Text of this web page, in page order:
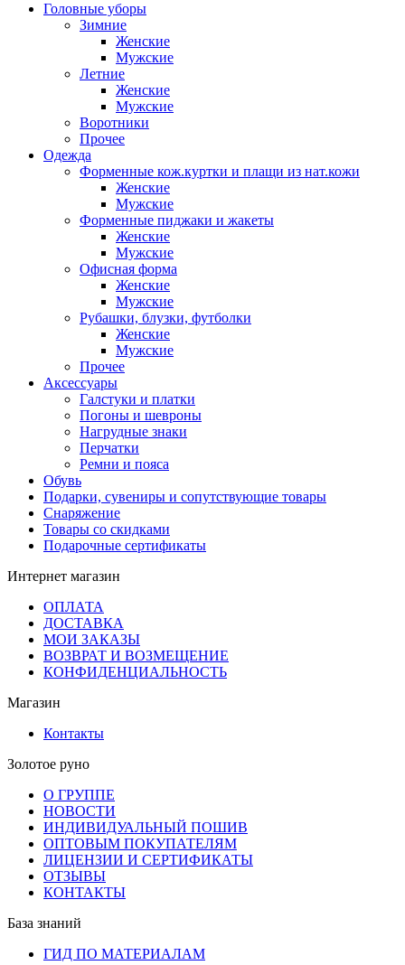
Головные уборы
Зимние
Женские
Мужские
Летние
Женские
Мужские
Воротники
Прочее
Одежда
Форменные кож.куртки и плащи из нат.кожи
Женские
Мужские
Форменные пиджаки и жакеты
Женские
Мужские
Офисная форма
Женские
Мужские
Рубашки, блузки, футболки
Женские
Мужские
Прочее
Аксессуары
Галстуки и платки
Погоны и шевроны
Нагрудные знаки
Перчатки
Ремни и пояса
Обувь
Подарки, сувениры и сопутствующие товары
Снаряжение
Товары со скидками
Подарочные сертификаты
Интернет магазин
ОПЛАТА
ДОСТАВКА
МОИ ЗАКАЗЫ
ВОЗВРАТ И ВОЗМЕЩЕНИЕ
КОНФИДЕНЦИАЛЬНОСТЬ
Магазин
Контакты
Золотое руно
О ГРУППЕ
НОВОСТИ
ИНДИВИДУАЛЬНЫЙ ПОШИВ
ОПТОВЫМ ПОКУПАТЕЛЯМ
ЛИЦЕНЗИИ И СЕРТИФИКАТЫ
ОТЗЫВЫ
КОНТАКТЫ
База знаний
ГИД ПО МАТЕРИАЛАМ